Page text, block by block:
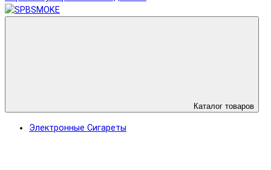
Каталог товаров
Электронные Сигареты